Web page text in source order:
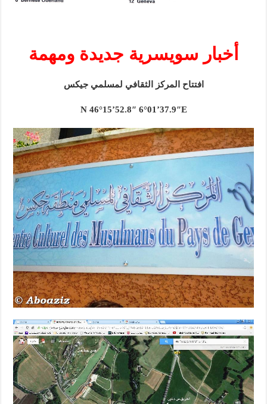
أخبار سويسرية جديدة ومهمة
افتتاح المركز الثقافي لمسلمي جيكس
N 46°15’52.8″ 6°01’37.9″E